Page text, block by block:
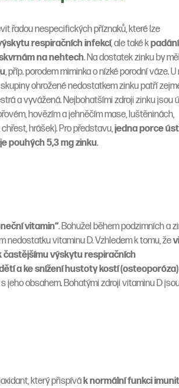
řadou nespecifických příznaků, které lze
respiračních infekcí, ale také k
na nehtech. Na dostatek zinku by
, příp. porodem miminka o nízké porodní váze. U
ohrožené nedostatkem zinku patří
a vyvážená. Nejbohatšími zdroji zinku jsou
hovězím a jehněčím mase, luštěninách,
hrášek). Pro představu,jedna porce
pouhých 5,3 mg zinku.
vitamin“. Bohužel během podzimních a
nedostatku vitaminu D. Vzhledem k tomu, žev
častějšímu výskytu respiračních
a ke snížení hustoty kostí (osteoporóza
obsahem. Bohatými zdroji vitaminu D
který přispívák normální funkci